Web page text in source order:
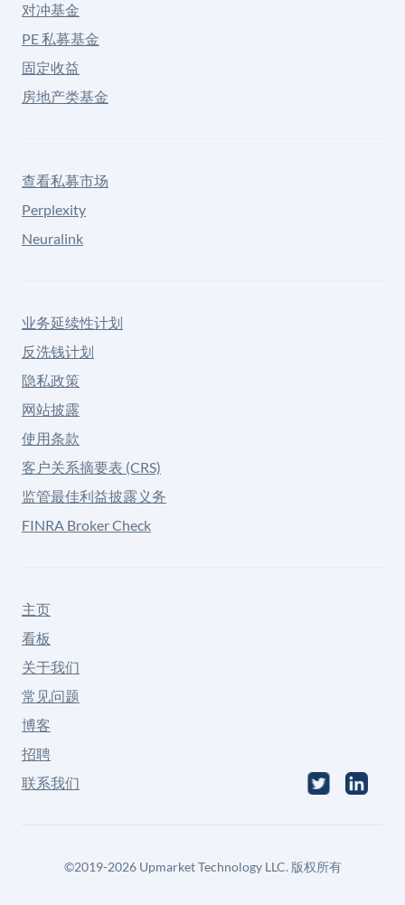
对冲基金
PE 私募基金
固定收益
房地产类基金
查看私募市场
Perplexity
Neuralink
业务延续性计划
反洗钱计划
隐私政策
网站披露
使用条款
客户关系摘要表 (CRS)
监管最佳利益披露义务
FINRA Broker Check
主页
看板
关于我们
常见问题
博客
招聘
联系我们
©2019-2026Upmarket Technology LLC. 版权所有